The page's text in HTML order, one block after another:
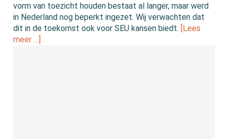
vorm van toezicht houden bestaat al langer, maar werd
in Nederland nog beperkt ingezet. Wij verwachten dat
dit in de toekomst ook voor SEU kansen biedt. [Lees
meer …]